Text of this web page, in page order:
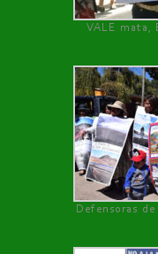
VALE mata,
Defensoras